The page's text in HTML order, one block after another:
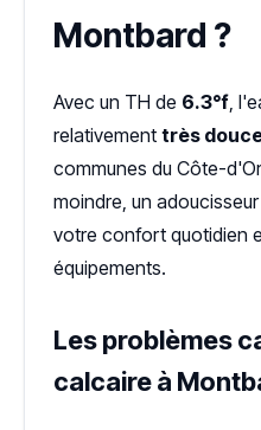
Montbard ?
Avec un TH de 6.3°f ,
relativement très
communes du Côte-
moindre, un
votre confort quotidien
équipements.
Les problèmes
calcaire à